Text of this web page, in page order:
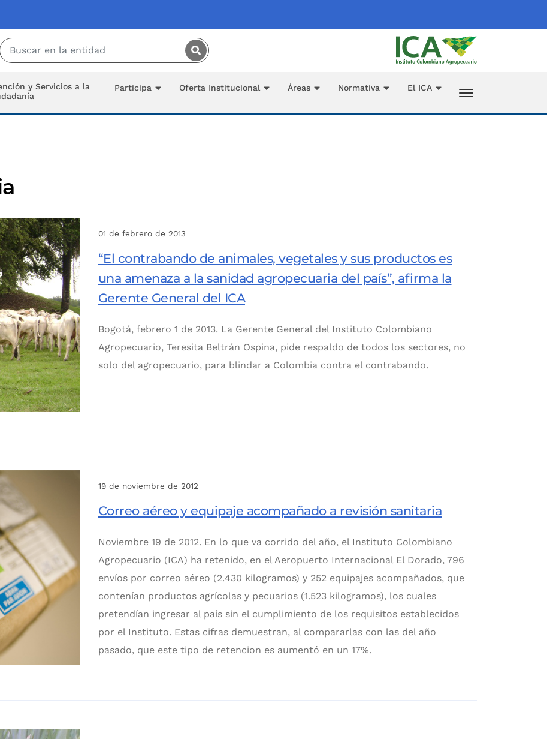
y Servicios a la
Participa Oferta Institucional Áreas Normativa El ICA
01 de febrero de 2013
“El contrabando de animales, vegetales y sus productos es
una amenaza a la sanidad agropecuaria del país”, afirma la
Gerente General del ICA
Bogotá, febrero 1 de 2013. La Gerente General del Instituto Colombiano
Agropecuario, Teresita Beltrán Ospina, pide respaldo de todos los sectores, no
solo del agropecuario, para blindar a Colombia contra el contrabando.
19 de noviembre de 2012
Correo aéreo y equipaje acompañado a revisión sanitaria
Noviembre 19 de 2012. En lo que va corrido del año, el Instituto Colombiano
Agropecuario (ICA) ha retenido, en el Aeropuerto Internacional El Dorado, 796
envíos por correo aéreo (2.430 kilogramos) y 252 equipajes acompañados, que
contenían productos agrícolas y pecuarios (1.523 kilogramos), los cuales
pretendían ingresar al país sin el cumplimiento de los requisitos establecidos
por el Instituto. Estas cifras demuestran, al compararlas con las del año
pasado, que este tipo de retencion es aumentó en un 17%.